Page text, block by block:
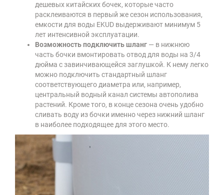
дешевых китайских бочек, которые часто
расклеиваются в первый же сезон использования,
емкости для воды EKUD выдерживают минимум 5
лет интенсивной эксплуатации.
Возможность подключить шланг — в нижнюю
часть бочки вмонтировать отвод для воды на 3/4
дюйма с завинчивающейся заглушкой. К нему легко
можно подключить стандартный шланг
соответствующего диаметра или, например,
центральный водный канал системы автополива
растений. Кроме того, в конце сезона очень удобно
сливать воду из бочки именно через нижний шланг
в наиболее подходящее для этого место.